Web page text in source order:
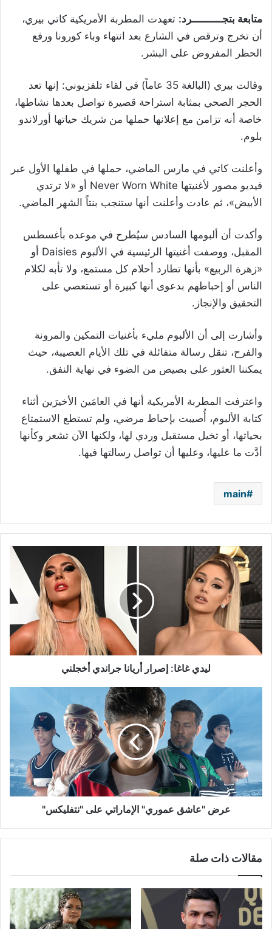
متابعة بتجــــــــــرد: تعهدت المطربة الأمريكية كاتي بيري،
أن تخرج وترقص في الشارع بعد انتهاء وباء كورونا ورفع
الحظر المفروض على البشر.
وقالت بيري (البالغة 35 عاماً) في لقاء تلفزيوني: إنها تعد
الحجر الصحي بمثابة استراحة قصيرة تواصل بعدها نشاطها،
خاصة أنه تزامن مع إعلانها حملها من شريك حياتها أورلاندو
بلوم.
وأعلنت كاتي في مارس الماضي، حملها في طفلها الأول عبر
فيديو مصور لأغنيتها Never Worn White أو «لا ترتدي
الأبيض»، ثم عادت وأعلنت أنها ستنجب بنتاً الشهر الماضي.
وأكدت أن ألبومها السادس سيُطرح في موعده بأغسطس
المقبل، ووصفت أغنيتها الرئيسية في الألبوم Daisies أو
«زهرة الربيع» بأنها تطارد أحلام كل مستمع، ولا تأبه لكلام
الناس أو إحباطهم بدعوى أنها كبيرة أو تستعصي على
التحقيق والإنجاز.
وأشارت إلى أن الألبوم مليء بأغنيات التمكين والمرونة
والفرح، تنقل رسالة متفائلة في تلك الأيام العصيبة، حيث
يمكننا العثور على بصيص من الضوء في نهاية النفق.
واعترفت المطربة الأمريكية أنها في العامَين الأخيرَين أثناء
كتابة الألبوم، أُصيبت بإحباط مرضي، ولم تستطع الاستمتاع
بحياتها، أو تخيل مستقبل وردي لها، ولكنها الآن تشعر وكأنها
أدَّت ما عليها، وعليها أن تواصل رسالتها فيها.
main
ليدي
غاغا:
إصرار
أريانا
جراندي
أخجلني
ليدي غاغا: إصرار أريانا جراندي أخجلني
على
"نتفليكس"
عرض "عاشق عموري" الإماراتي على "نتفليكس"
مقالات ذات صلة